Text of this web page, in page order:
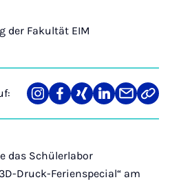
der Fakultät EIM
Teilen
auf
Teilen
auf
Teilen
auf
Teilen
auf
Teilen
über
Link
das Schülerlabor
Druck-Ferienspecial“ am